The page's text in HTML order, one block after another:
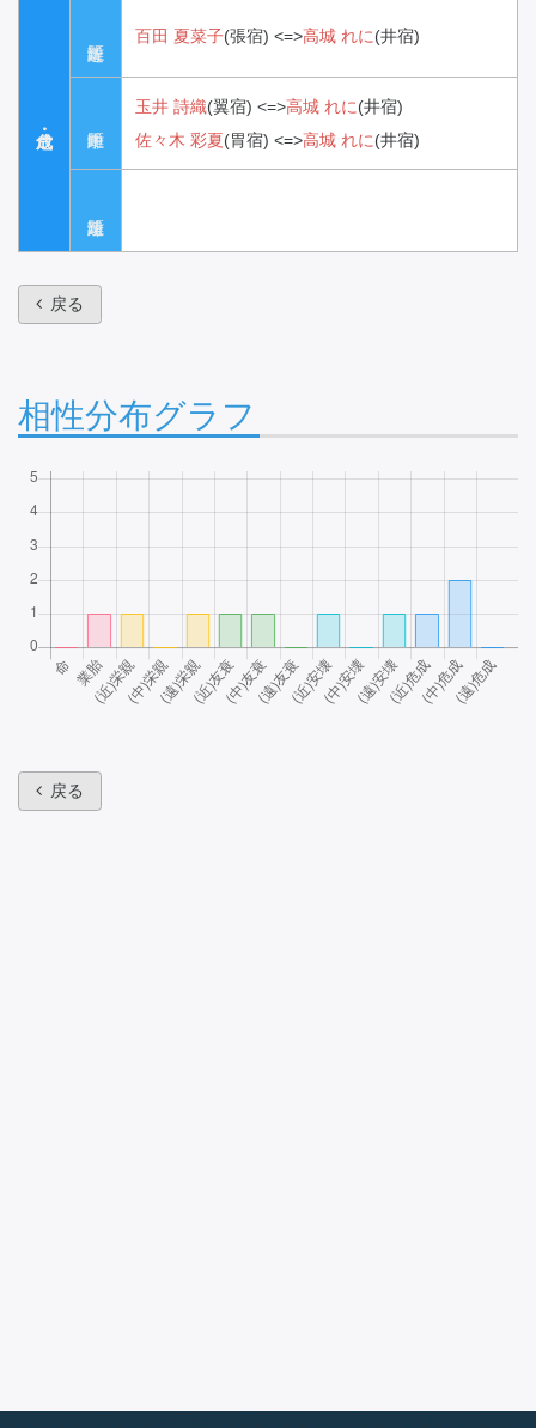
百田 夏菜子(張宿) <=>高城 れに(井宿)
玉井 詩織(翼宿) <=>高城 れに(井宿)
佐々木 彩夏(胃宿) <=>高城 れに(井宿)
戻る
相性分布グラフ
戻る